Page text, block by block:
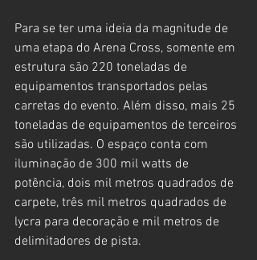
Para se ter uma ideia da magnitude de
uma etapa do Arena Cross, somente em
estrutura são 220 toneladas de
equipamentos transportados pelas
carretas do evento. Além disso, mais 25
toneladas de equipamentos de terceiros
são utilizadas. O espaço conta com
iluminação de 300 mil watts de
potência, dois mil metros quadrados de
carpete, três mil metros quadrados de
lycra para decoração e mil metros de
delimitadores de pista.